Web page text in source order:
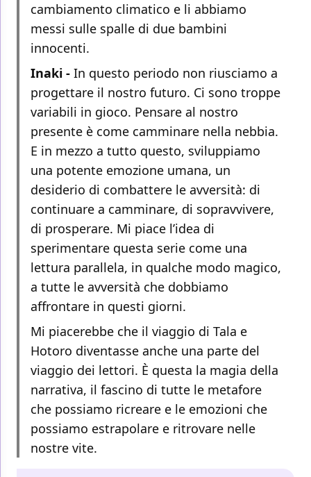
cambiamento climatico e li abbiamo
messi sulle spalle di due bambini
innocenti.
Inaki - In questo periodo non riusciamo a
progettare il nostro futuro. Ci sono troppe
variabili in gioco. Pensare al nostro
presente è come camminare nella nebbia.
E in mezzo a tutto questo, sviluppiamo
una potente emozione umana, un
desiderio di combattere le avversità: di
continuare a camminare, di sopravvivere,
di prosperare. Mi piace l’idea di
sperimentare questa serie come una
lettura parallela, in qualche modo magico,
a tutte le avversità che dobbiamo
affrontare in questi giorni.
Mi piacerebbe che il viaggio di Tala e
Hotoro diventasse anche una parte del
viaggio dei lettori. È questa la magia della
narrativa, il fascino di tutte le metafore
che possiamo ricreare e le emozioni che
possiamo estrapolare e ritrovare nelle
nostre vite.